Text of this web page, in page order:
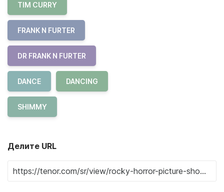
TIM CURRY
FRANK N FURTER
DR FRANK N FURTER
DANCE DANCING
SHIMMY
Делите URL